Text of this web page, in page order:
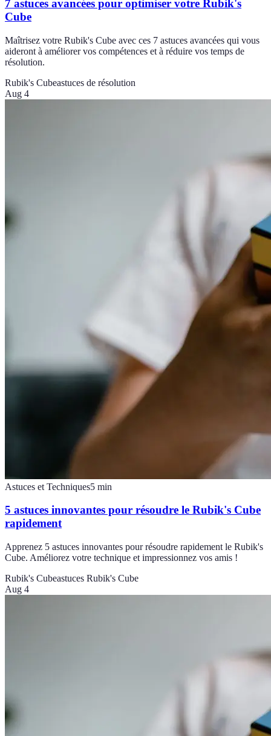
7 astuces avancées pour optimiser votre Rubik's
Cube
Maîtrisez votre Rubik's Cube avec ces 7 astuces avancées qui vous
aideront à améliorer vos compétences et à réduire vos temps de
résolution.
Rubik's Cubeastuces de résolution
Aug 4
Astuces et Techniques5 min
5 astuces innovantes pour résoudre le Rubik's Cube
rapidement
Apprenez 5 astuces innovantes pour résoudre rapidement le Rubik's
Cube. Améliorez votre technique et impressionnez vos amis !
Rubik's Cubeastuces Rubik's Cube
Aug 4